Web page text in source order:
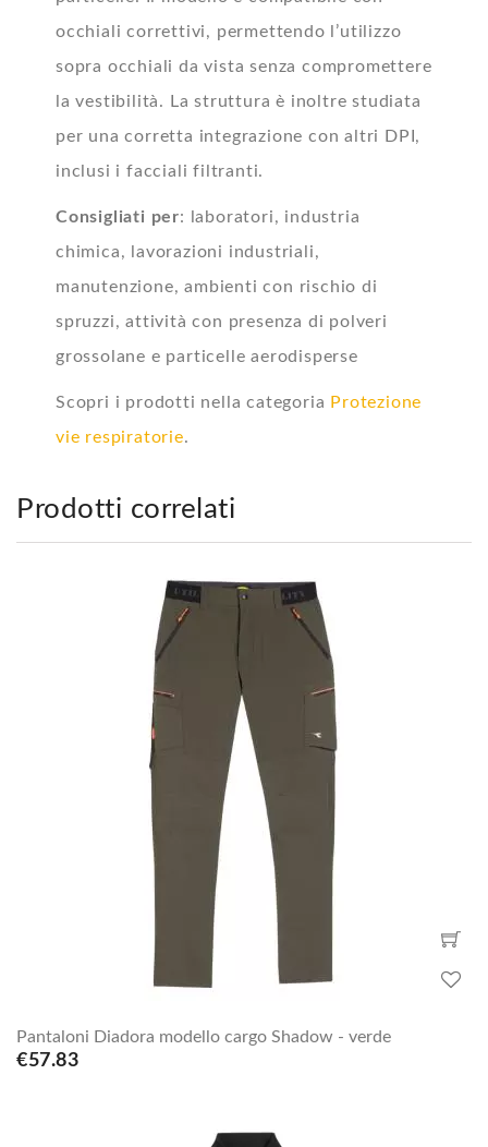
occhiali correttivi, permettendo l’utilizzo
sopra occhiali da vista senza compromettere
la vestibilità. La struttura è inoltre studiata
per una corretta integrazione con altri DPI,
inclusi i facciali filtranti.
Consigliati per: laboratori, industria
chimica, lavorazioni industriali,
manutenzione, ambienti con rischio di
spruzzi, attività con presenza di polveri
grossolane e particelle aerodisperse
Scopri i prodotti nella categoria Protezione
vie respiratorie.
Prodotti correlati
Pantaloni Diadora modello cargo Shadow - verde
€57.83